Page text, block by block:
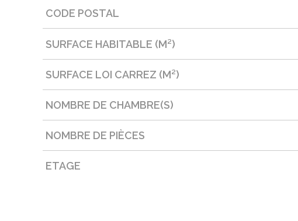
Caractérisque Valeurs
CODE POSTAL
SURFACE HABITABLE (M²)
SURFACE LOI CARREZ (M²)
NOMBRE DE CHAMBRE(S)
NOMBRE DE PIÈCES
ETAGE